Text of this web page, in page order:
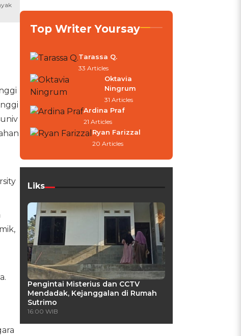
Top Writer Yoursay
Tarassa Q.
33 Articles
Oktavia
Ningrum
31 Articles
Ardina Praf
21 Articles
Ryan Farizzal
20 Articles
Liks
Pengintai Misterius dan CCTV
Mendadak, Kejanggalan di Rumah
Sutrimo
16:00 WIB